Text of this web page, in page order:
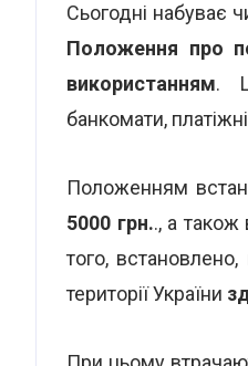
Сьогодні набуває
Положення про
використанням.
банкомати,
Положенням
5000 грн.., а також
того,
території України